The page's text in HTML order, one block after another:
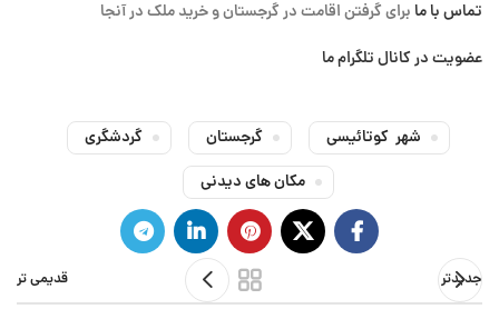
تماس با ما برای گرفتن اقامت در گرجستان و خرید ملک در آنجا
عضویت در کانال تلگرام ما
شهر کوتائیسی گرجستان
گردشگری
مکان های دیدنی
جدیدتر قدیمی تر